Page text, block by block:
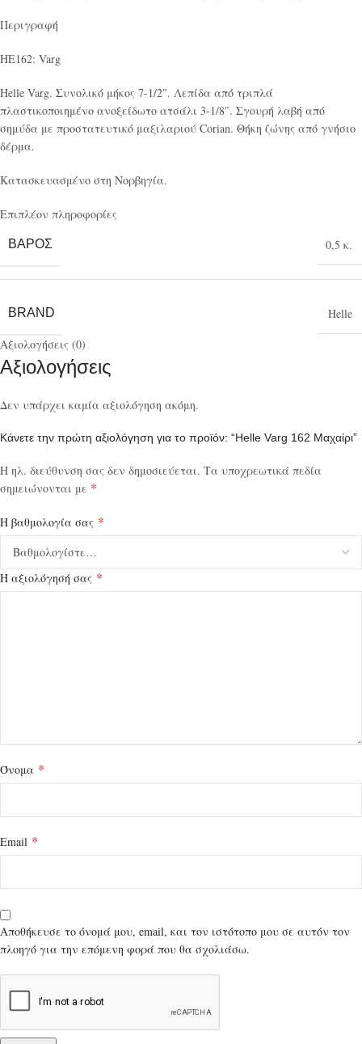
Περιγραφή
HE162: Varg
Helle Varg. Συνολικό μήκος 7-1/2″. Λεπίδα από τριπλά
πλαστικοποιημένο ανοξείδωτο ατσάλι 3-1/8″. Σγουρή λαβή από
σημύδα με προστατευτικό μαξιλαριού Corian. Θήκη ζώνης από γνήσιο
δέρμα.
Κατασκευασμένο στη Νορβηγία.
Επιπλέον πληροφορίες
ΒΆΡΟΣ 0,5 κ.
BRAND
Helle
Αξιολογήσεις (0)
Αξιολογήσεις
Δεν υπάρχει καμία αξιολόγηση ακόμη.
Κάνετε την πρώτη αξιολόγηση για το προϊόν: “Helle Varg 162 Μαχαίρι”
Η ηλ. διεύθυνση σας δεν δημοσιεύεται. Τα υποχρεωτικά πεδία
σημειώνονται με *
Η βαθμολογία σας *
Η αξιολόγησή σας *
Όνομα *
Email *
Αποθήκευσε το όνομά μου, email, και τον ιστότοπο μου σε αυτόν τον
πλοηγό για την επόμενη φορά που θα σχολιάσω.